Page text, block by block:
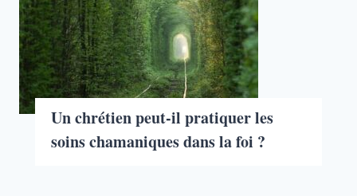
Un chrétien peut-il pratiquer les
soins chamaniques dans la foi ?